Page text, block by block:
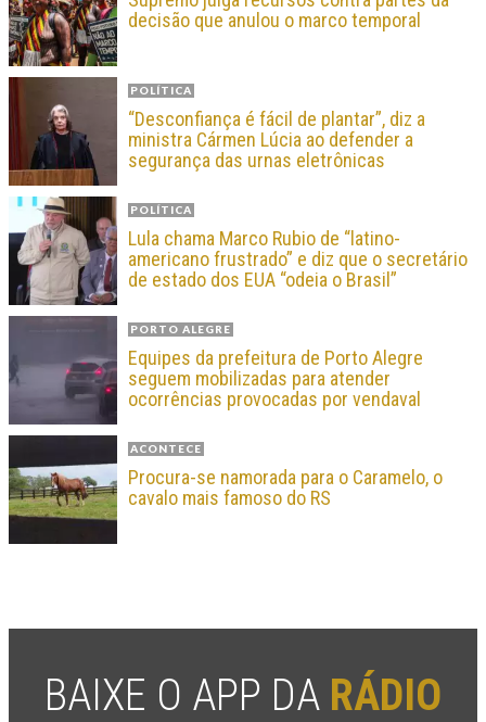
decisão que anulou o marco temporal
POLÍTICA
“Desconfiança é fácil de plantar”, diz a
ministra Cármen Lúcia ao defender a
segurança das urnas eletrônicas
POLÍTICA
Lula chama Marco Rubio de “latino-
americano frustrado” e diz que o secretário
de estado dos EUA “odeia o Brasil”
PORTO ALEGRE
Equipes da prefeitura de Porto Alegre
seguem mobilizadas para atender
ocorrências provocadas por vendaval
ACONTECE
Procura-se namorada para o Caramelo, o
cavalo mais famoso do RS
BAIXE O APP DA RÁDIO